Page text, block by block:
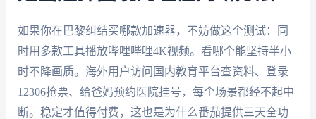
如果你在巴黎纠结买哪款加速器，不妨做这个测试：同
时用多款工具播放哔哩哔哩4K视频。看哪个能坚持半小
时不降画质。海外用户访问国内教育平台查资料、登录
12306抢票、给爸妈预约医院挂号，每个场景都经不起中
断。稳定才值得付费，这也是为什么番茄提供三天全功